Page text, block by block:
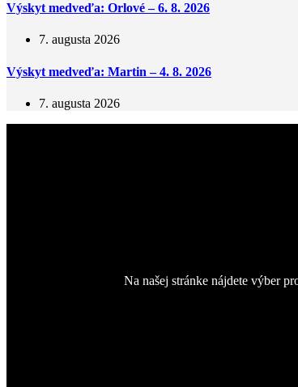
Výskyt medveďa: Orlové – 6. 8. 2026
7. augusta 2026
Výskyt medveďa: Martin – 4. 8. 2026
7. augusta 2026
Na našej stránke nájdete výber